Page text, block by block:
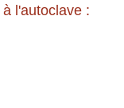
à l'autoclave :